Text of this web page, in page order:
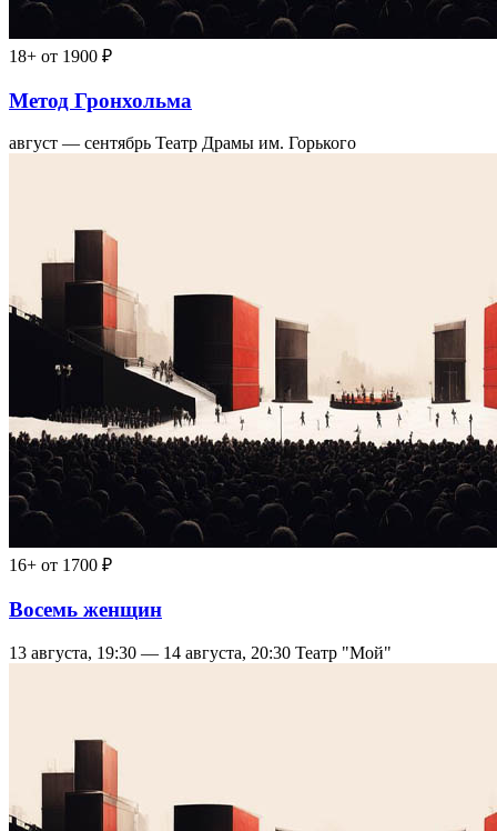
18+ от 1900 ₽
Метод Гронхольма
август — сентябрь Театр Драмы им. Горького
16+ от 1700 ₽
Восемь женщин
13 августа, 19:30 — 14 августа, 20:30 Театр "Мой"